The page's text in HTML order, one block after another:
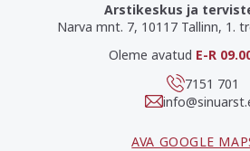
Arstikeskus ja
Narva mnt. 7, 10117 Tallinn, 1.
Oleme avatud E-R
7151 701
AVA GOOGLE